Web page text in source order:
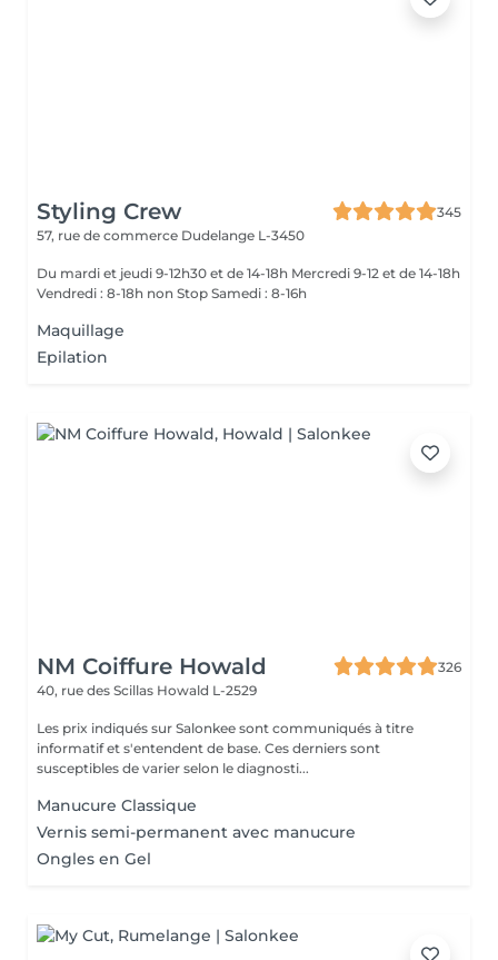
Styling Crew
345
57, rue de commerce Dudelange L-3450
Du mardi et jeudi 9-12h30 et de 14-18h Mercredi 9-12 et de 14-18h
Vendredi : 8-18h non Stop Samedi : 8-16h
Maquillage
Epilation
NM Coiffure Howald
326
40, rue des Scillas Howald L-2529
Les prix indiqués sur Salonkee sont communiqués à titre
informatif et s'entendent de base. Ces derniers sont
susceptibles de varier selon le diagnosti...
Manucure Classique
Vernis semi-permanent avec manucure
Ongles en Gel